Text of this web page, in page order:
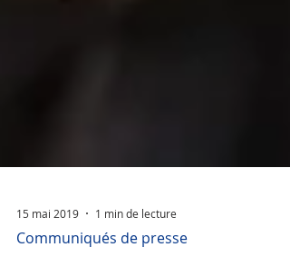
15 mai 2019 1 min de lecture